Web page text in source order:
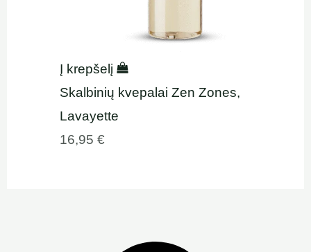
Į krepšelį
Skalbinių kvepalai Zen Zones,
Lavayette
16,95€